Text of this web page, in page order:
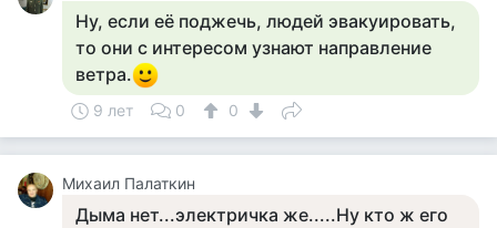
Ну, если её поджечь, людей эвакуировать,
то они с интересом узнают направление
ветра.
9 лет 0 0
Михаил Палаткин
Дыма нет...электричка же.....Ну кто ж его